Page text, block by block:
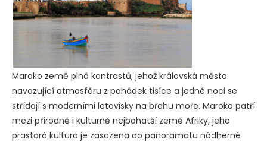
Maroko země plná kontrastů, jehož královská města
navozující atmosféru z pohádek tisíce a jedné noci se
střídají s moderními letovisky na břehu moře. Maroko patří
mezi přírodně i kulturně nejbohatší země Afriky, jeho
prastará kultura je zasazena do panoramatu nádherné